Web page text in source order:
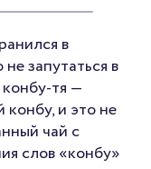
в
запутаться в
тя —
и это не
чай с
слов «конбу»